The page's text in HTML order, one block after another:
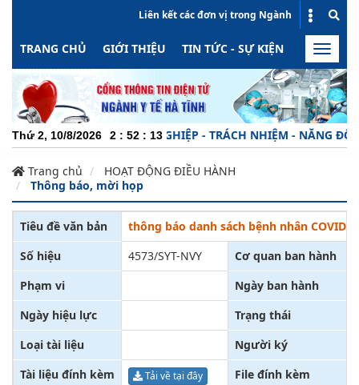
Liên kết các đơn vị trong Ngành
TRANG CHỦ GIỚI THIỆU TIN TỨC - SỰ KIỆN HOẠT
Toggle
Thứ 2, 10/8/2026 2 : 52 : 13
CHUYÊN NGHIỆP - TRÁCH NHIỆM - NĂNG
Trang chủ
HOẠT ĐỘNG ĐIỀU HÀNH
Thông báo, mời họp
Tiêu đề văn bản
thông báo danh sách bệnh nhân COVID-
Số hiệu
4573/SYT-NVY
Cơ quan ban hành
Phạm vi
Ngày ban hành
Ngày hiệu lực
Trạng thái
Loại tài liệu
Người ký
Tài liệu đính kèm
Tải về tại đây File đính kèm